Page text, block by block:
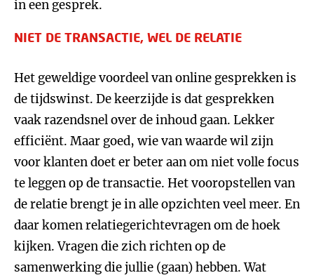
in een gesprek.
NIET DE TRANSACTIE, WEL DE RELATIE
Het geweldige voordeel van online gesprekken is
de tijdswinst. De keerzijde is dat gesprekken
vaak razendsnel over de inhoud gaan. Lekker
efficiënt. Maar goed, wie van waarde wil zijn
voor klanten doet er beter aan om niet volle focus
te leggen op de transactie. Het vooropstellen van
de relatie brengt je in alle opzichten veel meer. En
daar komen relatiegerichtevragen om de hoek
kijken. Vragen die zich richten op de
samenwerking die jullie (gaan) hebben. Wat